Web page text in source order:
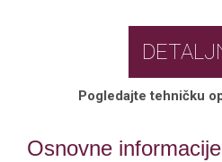
Pogledajte tehničku
Osnovne